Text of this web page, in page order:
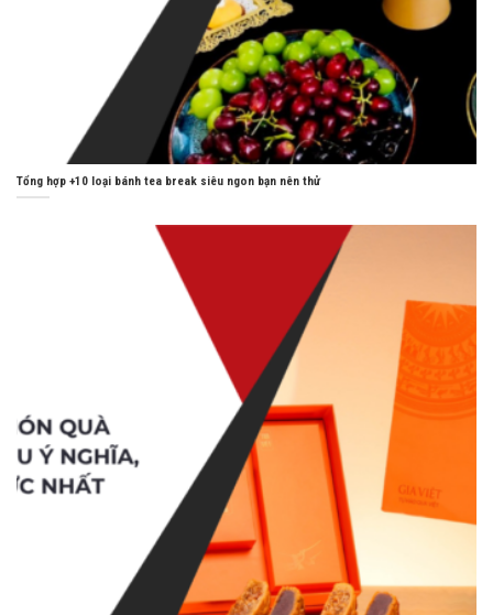
Tổng hợp +10 loại bánh tea break siêu ngon bạn nên thử